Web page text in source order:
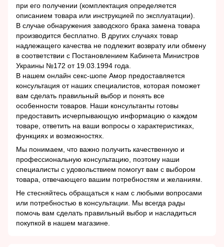
при его получении (комплектация определяется
описанием товара или инструкцией по эксплуатации).
В случае обнаружения заводского брака замена товара
производится бесплатно. В других случаях товар
надлежащего качества не подлежит возврату или обмену
в соответствии с Постановлением Кабинета Министров
Украины №172 от 19.03.1994 года.
В нашем онлайн секс-шопе Амор предоставляется
консультация от наших специалистов, которая поможет
вам сделать правильный выбор и понять все
особенности товаров. Наши консультанты готовы
предоставить исчерпывающую информацию о каждом
товаре, ответить на ваши вопросы о характеристиках,
функциях и возможностях.
Мы понимаем, что важно получить качественную и
профессиональную консультацию, поэтому наши
специалисты с удовольствием помогут вам с выбором
товара, отвечающего вашим потребностям и желаниям.
Не стесняйтесь обращаться к нам с любыми вопросами
или потребностью в консультации. Мы всегда рады
помочь вам сделать правильный выбор и насладиться
покупкой в нашем магазине.